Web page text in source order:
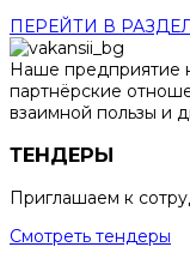
ПЕРЕЙТИ В
Наше предприятие
партнёрские
взаимной пользы и
ТЕНДЕРЫ
Приглашаем к
Смотреть тендеры